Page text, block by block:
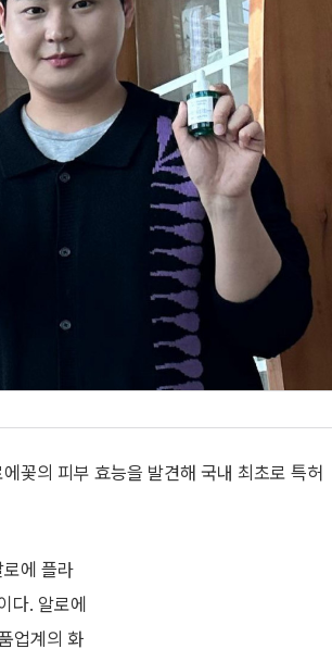
꽃의 피부 효능을 발견해 국내 최초로 특허
로에 플라
다. 알로에
업계의 화